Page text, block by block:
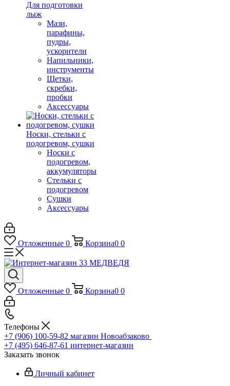
Для подготовки
лыж
Мази,
парафины,
пудры,
ускорители
Напильники,
инструменты
Щетки,
скребки,
пробки
Аксессуары
Носки, стельки с
подогревом, сушки
Носки с
подогревом,
аккумуляторы
Стельки с
подогревом
Сушки
Аксессуары
Отложенные 0 Корзина0 0
Отложенные 0 Корзина0 0
Телефоны
+7 (906) 100-59-82 магазин Новоабзаково
+7 (495) 646-87-61 интернет-магазин
Заказать звонок
Личный кабинет